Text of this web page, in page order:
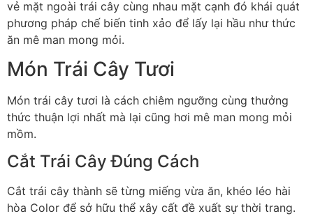
vẻ mặt ngoài trái cây cùng nhau mặt cạnh đó khái quát
phương pháp chế biến tinh xảo để lấy lại hầu như thức
ăn mê man mong mỏi.
Món Trái Cây Tươi
Món trái cây tươi là cách chiêm ngưỡng cùng thưởng
thức thuận lợi nhất mà lại cũng hơi mê man mong mỏi
mồm.
Cắt Trái Cây Đúng Cách
Cắt trái cây thành sẽ từng miếng vừa ăn, khéo léo hài
hòa Color để sở hữu thể xây cất đề xuất sự thời trang.